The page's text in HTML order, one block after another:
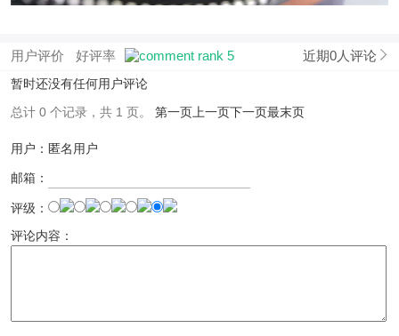
用户评价 好评率 近期0人评论
暂时还没有任何用户评论
总计 0 个记录，共 1 页。 第一页 上一页下一页最末页
用户：匿名用户
邮箱：
评级：
评论内容：